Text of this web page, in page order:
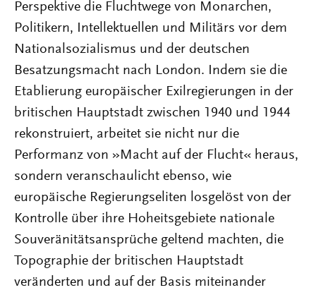
Perspektive die Fluchtwege von Monarchen,
Politikern, Intellektuellen und Militärs vor dem
Nationalsozialismus und der deutschen
Besatzungsmacht nach London. Indem sie die
Etablierung europäischer Exilregierungen in der
britischen Hauptstadt zwischen 1940 und 1944
rekonstruiert, arbeitet sie nicht nur die
Performanz von »Macht auf der Flucht« heraus,
sondern veranschaulicht ebenso, wie
europäische Regierungseliten losgelöst von der
Kontrolle über ihre Hoheitsgebiete nationale
Souveränitätsansprüche geltend machten, die
Topographie der britischen Hauptstadt
veränderten und auf der Basis miteinander